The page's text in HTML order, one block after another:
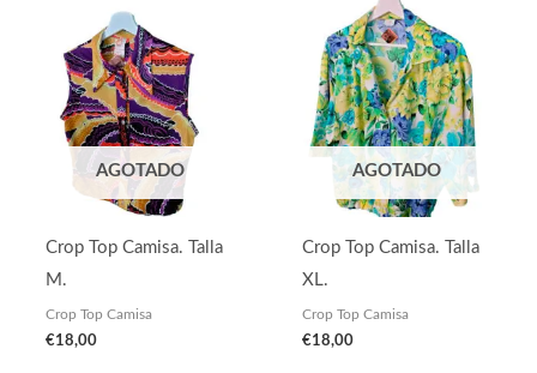
AGOTADO
Crop Top Camisa. Talla
M.
Crop Top Camisa
€18,00
AGOTADO
Crop Top Camisa. Talla
XL.
Crop Top Camisa
€18,00